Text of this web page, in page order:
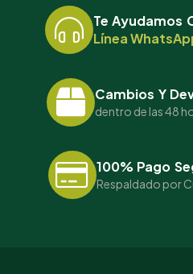
Te Ayudamos
Línea
Cambios Y
dentro de las 48
100% Pago
Respaldado por